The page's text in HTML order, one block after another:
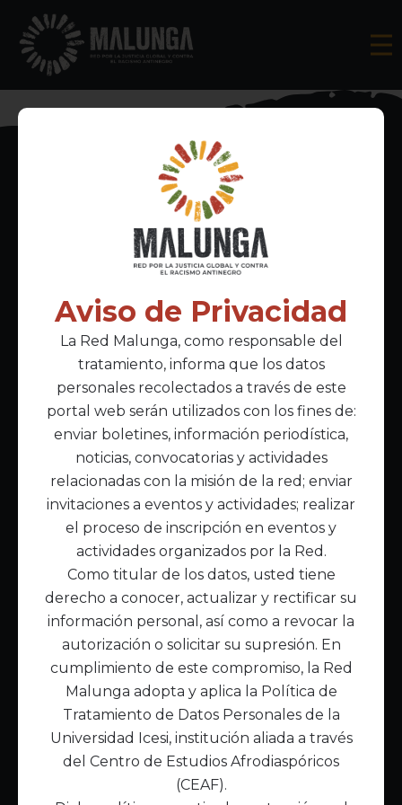
Inscríbete al boletín informativo
Acepto lapolítica de privacidad
Enlaces Principales
Inicio
Acerca de Malunga
Nuestra misión
Quiénes somos
Enlaces de interés
Publicaciones
Noticias
Contáctanos
Política de Tratamiento de Datos
Aviso de Privacidad
La Red Malunga, como responsable del
tratamiento, informa que los datos
personales recolectados a través de este
portal web serán utilizados con los fines de:
enviar boletines, información periodística,
noticias, convocatorias y actividades
relacionadas con la misión de la red; enviar
invitaciones a eventos y actividades; realizar
el proceso de inscripción en eventos y
actividades organizados por la Red.
Como titular de los datos, usted tiene
derecho a conocer, actualizar y rectificar su
información personal, así como a revocar la
autorización o solicitar su supresión. En
cumplimiento de este compromiso, la Red
Malunga adopta y aplica la Política de
Tratamiento de Datos Personales de la
Universidad Icesi, institución aliada a través
del Centro de Estudios Afrodiaspóricos
(CEAF).